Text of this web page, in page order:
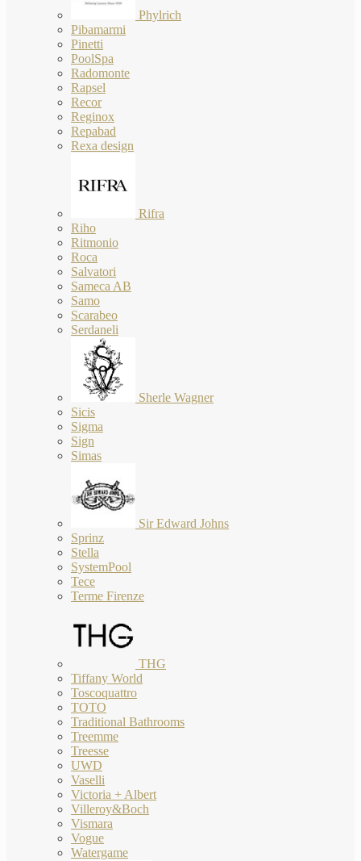
Phylrich
Pibamarmi
Pinetti
PoolSpa
Radomonte
Rapsel
Recor
Reginox
Repabad
Rexa design
Rifra
Riho
Ritmonio
Roca
Salvatori
Sameca AB
Samo
Scarabeo
Serdaneli
Sherle Wagner
Sicis
Sigma
Sign
Simas
Sir Edward Johns
Sprinz
Stella
SystemPool
Tece
Terme Firenze
THG
Tiffany World
Toscoquattro
TOTO
Traditional Bathrooms
Treemme
Treesse
UWD
Vaselli
Victoria + Albert
Villeroy&Boch
Vismara
Vogue
Watergame